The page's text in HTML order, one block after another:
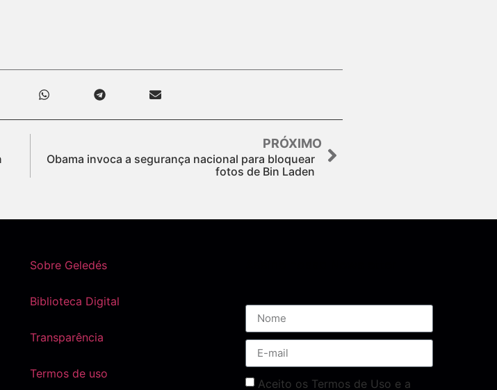
PRÓXIMO
Obama invoca a segurança nacional para bloquear
fotos de Bin Laden
Sobre Geledés
Biblioteca Digital
Transparência
Termos de uso
Aceito os Termos de Uso e a